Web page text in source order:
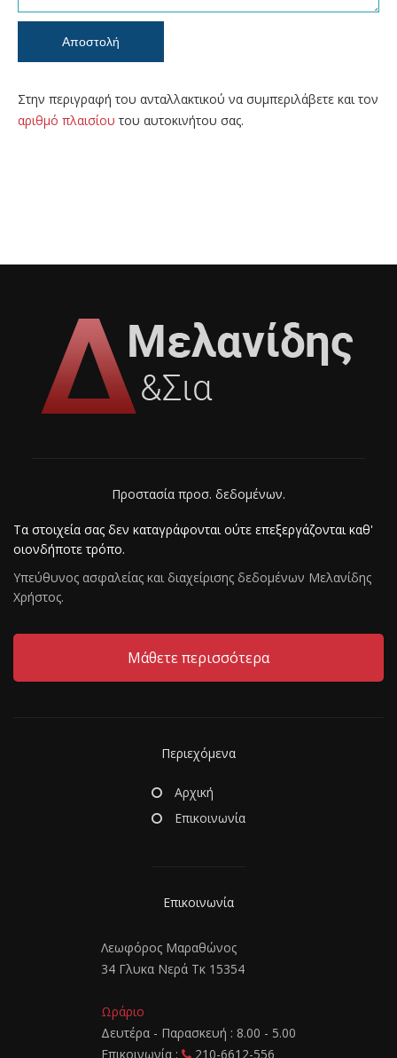
Στην περιγραφή του ανταλλακτικού να συμπεριλάβετε και τον
αριθμό πλαισίου του αυτοκινήτου σας.
Προστασία προσ. δεδομένων.
Τα στοιχεία σας δεν καταγράφονται ούτε επεξεργάζoνται καθ'
οιονδήποτε τρόπο.
Υπεύθυνος ασφαλείας και διαχείρισης δεδομένων Mελανίδης
Χρήστος.
Μάθετε περισσότερα
Περιεχόμενα
Αρχική
Επικοινωνία
Επικοινωνία
Λεωφόρος Μαραθώνος
34 Γλυκα Νερά Τκ 15354
Ωράριο
Δευτέρα - Παρασκευή : 8.00 - 5.00
Επικοινωνία :
210-6612-556